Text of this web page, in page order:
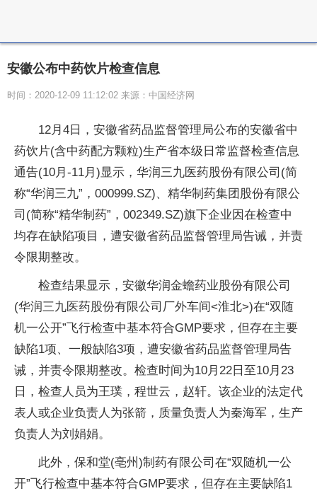
安徽公布中药饮片检查信息
时间：2020-12-09 11:12:02 来源：中国经济网
12月4日，安徽省药品监督管理局公布的安徽省中
药饮片(含中药配方颗粒)生产省本级日常监督检查信息
通告(10月-11月)显示，华润三九医药股份有限公司(简
称“华润三九”，000999.SZ)、精华制药集团股份有限公
司(简称“精华制药”，002349.SZ)旗下企业因在检查中
均存在缺陷项目，遭安徽省药品监督管理局告诫，并责
令限期整改。
检查结果显示，安徽华润金蟾药业股份有限公司
(华润三九医药股份有限公司厂外车间<淮北>)在“双随
机一公开”飞行检查中基本符合GMP要求，但存在主要
缺陷1项、一般缺陷3项，遭安徽省药品监督管理局告
诫，并责令限期整改。检查时间为10月22日至10月23
日，检查人员为王璞，程世云，赵轩。该企业的法定代
表人或企业负责人为张箭，质量负责人为秦海军，生产
负责人为刘娟娟。
此外，保和堂(亳州)制药有限公司在“双随机一公
开”飞行检查中基本符合GMP要求，但存在主要缺陷1